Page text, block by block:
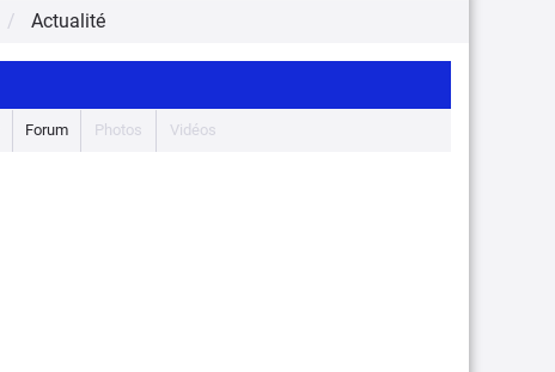
Actualité
Forum Photos Vidéos